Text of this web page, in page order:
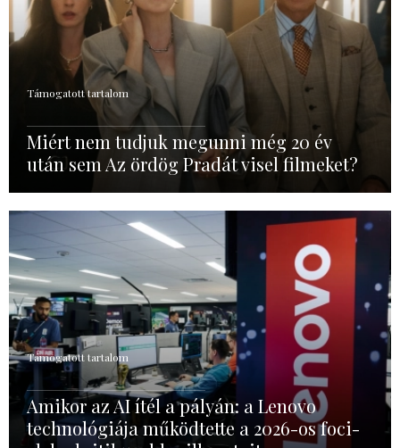
Támogatott tartalom
Miért nem tudjuk megunni még 20 év
után sem Az ördög Pradát visel filmeket?
Támogatott tartalom
Amikor az AI ítél a pályán: a Lenovo
technológiája működtette a 2026-os foci-